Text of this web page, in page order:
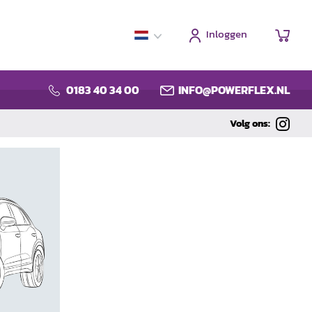
Inloggen
0183 40 34 00 INFO@POWERFLEX.NL
Volg ons: